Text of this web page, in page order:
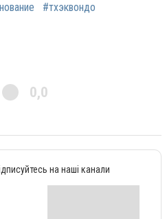
#тхэквондо
0,0
на наші канали